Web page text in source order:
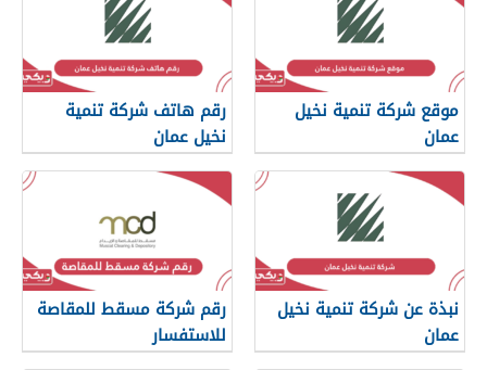
موقع شركة تنمية نخيل
عمان
رقم هاتف شركة تنمية
نخيل عمان
نبذة عن شركة تنمية نخيل
عمان
رقم شركة مسقط للمقاصة
للاستفسار